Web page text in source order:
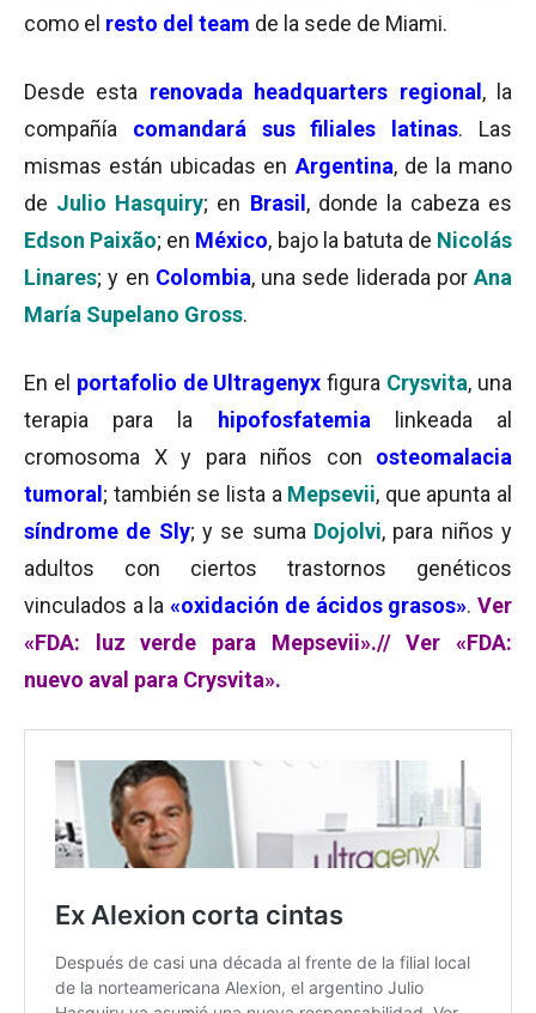
como el resto del team de la sede de Miami.
Desde esta renovada headquarters regional , la
compañía comandará sus filiales latinas. Las
mismas están ubicadas en Argentina, de la mano
de Julio Hasquiry; en Brasil , donde la cabeza es
Edson Paixão; en México, bajo la batuta de Nicolás
Linares; y en Colombia, una sede liderada por Ana
María Supelano Gross.
En el portafolio de Ultragenyx figura Crysvita, una
terapia para la
hipofosfatemia
linkeada al
cromosoma X y para niños con osteomalacia
tumoral ; también se lista a Mepsevii, que apunta al
síndrome de Sly; y se suma Dojolvi, para niños y
adultos con ciertos trastornos genéticos
vinculados a la«oxidación de ácidos grasos».Ver
«FDA: luz verde para Mepsevii».//Ver «FDA:
nuevo aval para Crysvita».